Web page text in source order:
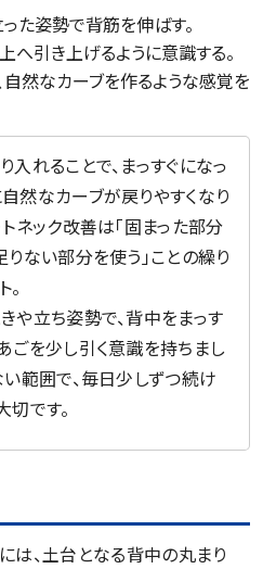
た姿勢で背筋を伸ばす。
へ引き上げるように意識する。
自然なカーブを作るような感覚を
入れることで、まっすぐになっ
然なカーブが戻りやすくなり
トネック改善は「固まった部分
りない部分を使う」ことの繰り
や立ち姿勢で、背中をまっす
ごを少し引く意識を持ちまし
い範囲で、毎日少しずつ続け
切です。
は、土台となる背中の丸まり